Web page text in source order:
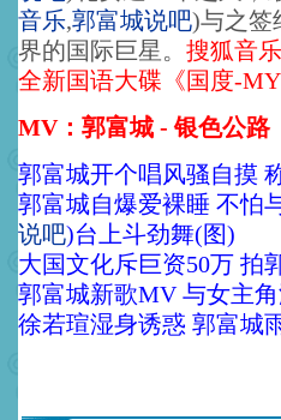
音乐,郭富城说吧)与之签
界的国际巨星。 搜狐音
全新国语大碟《国度-
MV：郭富城 - 银色公路
郭富城开个唱风骚自摸
郭富城自爆爱裸睡 不怕
说吧)台上斗劲舞(图)
大国文化斥巨资50万 拍
郭富城新歌MV 与女主角
徐若瑄湿身诱惑 郭富城